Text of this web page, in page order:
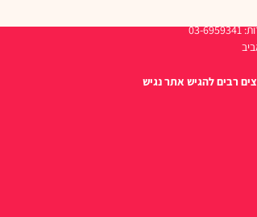
רבים להגיש אתר נגיש